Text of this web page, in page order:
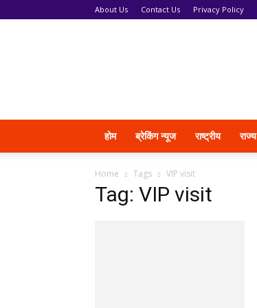
About Us Contact Us Privacy Policy
होम ब्रेकिंग न्यूज राष्ट्रीय राज्य
Home Tags VIP visit
Tag: VIP visit